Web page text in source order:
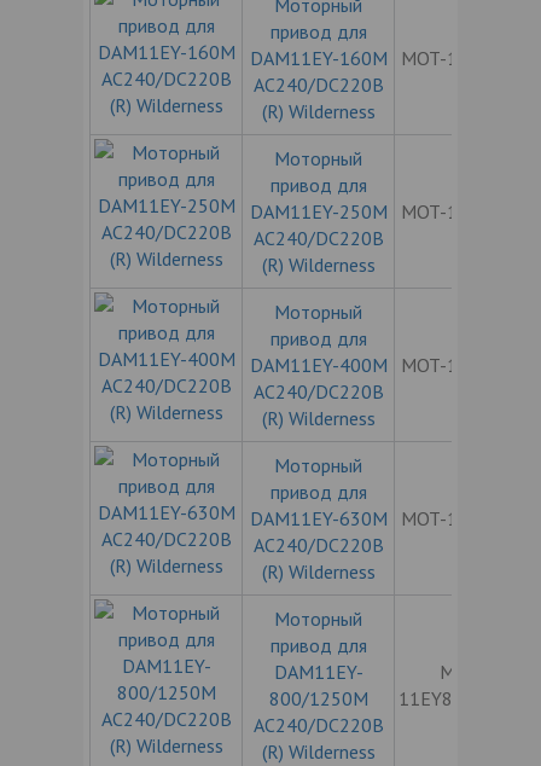
Моторный
привод для
DAM11EY-160M
AC240/DC220В
(R) Wilderness
MOT-11EY160
Моторный
привод для
DAM11EY-250M
AC240/DC220В
(R) Wilderness
MOT-11EY250
Моторный
привод для
DAM11EY-400M
AC240/DC220В
(R) Wilderness
MOT-11EY400
Моторный
привод для
DAM11EY-630M
AC240/DC220В
(R) Wilderness
MOT-11EY630
Моторный
привод для
DAM11EY-
800/1250M
AC240/DC220В
(R) Wilderness
MOT-
11EY800/1250